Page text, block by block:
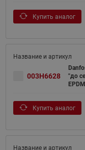
Купить аналог
003H6628
"до
EPDM
Купить аналог